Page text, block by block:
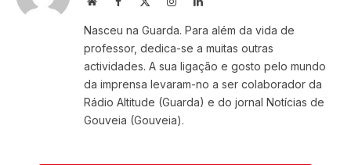
Nasceu na Guarda. Para além da vida de
professor, dedica-se a muitas outras
actividades. A sua ligação e gosto pelo mundo
da imprensa levaram-no a ser colaborador da
Rádio Altitude (Guarda) e do jornal Notícias de
Gouveia (Gouveia).